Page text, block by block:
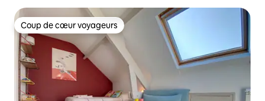
Coup de cœur voyageurs
Coup de cœur voyageurs